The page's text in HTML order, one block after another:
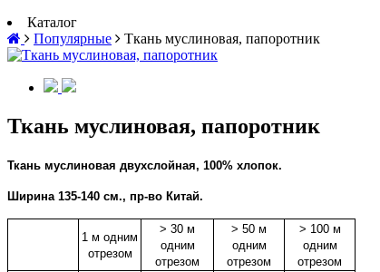
Каталог
Популярные
Ткань муслиновая, папоротник
Ткань муслиновая, папоротник
Ткань муслиновая двухслойная, 100% хлопок.
Ширина 135-140 см., пр-во Китай.
1 м одним
отрезом
> 30 м
одним
отрезом
> 50 м
одним
отрезом
> 100 м
одним
отрезом